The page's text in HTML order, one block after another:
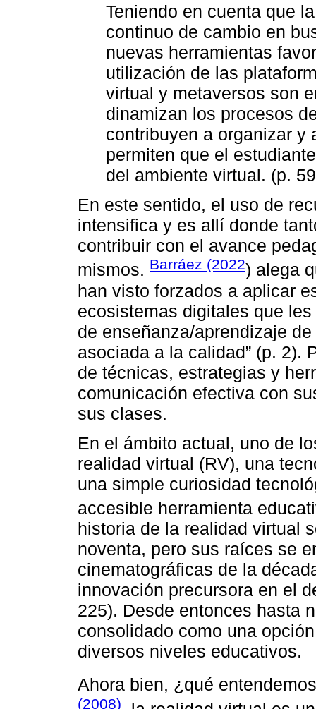
Teniendo en cuenta que
continuo de cambio en
nuevas herramientas
utilización de las
virtual y metaversos son
dinamizan los procesos
contribuyen a organizar y
permiten que el
del ambiente virtual. (p.
En este sentido, el uso de
intensifica y es allí donde
contribuir con el avance
mismos. Barráez (2022) alega
han visto forzados a aplicar
ecosistemas digitales que
de enseñanza/aprendizaje
asociada a la calidad” (p. 2).
de técnicas, estrategias y
comunicación efectiva con
sus clases.
En el ámbito actual, uno de
realidad virtual (RV), una
una simple curiosidad
accesible herramienta
historia de la realidad virtual
noventa, pero sus raíces se
cinematográficas de la
innovación precursora en el
225). Desde entonces hasta
consolidado como una
diversos niveles educativos.
Ahora bien, ¿qué
(2008)